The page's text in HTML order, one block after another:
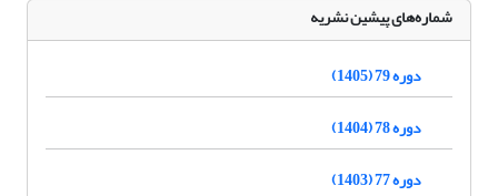
شماره‌های پیشین نشریه
دوره 79 (1405)
دوره 78 (1404)
دوره 77 (1403)